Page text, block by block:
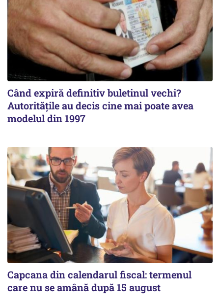
Când expiră definitiv buletinul vechi?
Autoritățile au decis cine mai poate avea
modelul din 1997
Capcana din calendarul fiscal: termenul
care nu se amână după 15 august